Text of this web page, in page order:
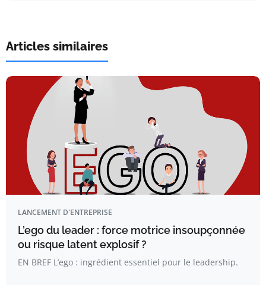
Articles similaires
LANCEMENT D'ENTREPRISE
L’ego du leader : force motrice insoupçonnée
ou risque latent explosif ?
EN BREF L’ego : ingrédient essentiel pour le leadership.